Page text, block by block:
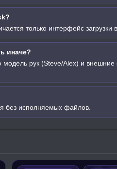
только интерфейс загрузки в
иначе?
модель рук (Steve/Alex) и
без исполняемых файлов.